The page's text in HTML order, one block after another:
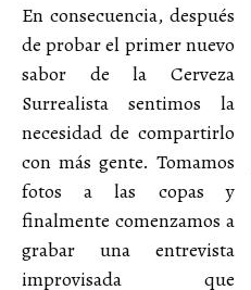
En consecuencia, después
de probar el primer nuevo
sabor de la Cerveza
Surrealista sentimos la
necesidad de compartirlo
con más gente. Tomamos
fotos a las copas y
finalmente comenzamos a
grabar una entrevista
improvisada que